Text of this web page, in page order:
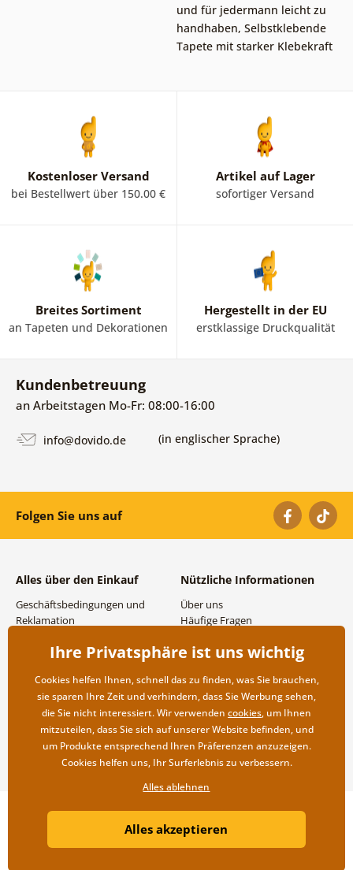
und für jedermann leicht zu
handhaben, Selbstklebende
Tapete mit starker Klebekraft
Kostenloser Versand
bei Bestellwert über 150.00 €
Artikel auf Lager
sofortiger Versand
Breites Sortiment
an Tapeten und Dekorationen
Hergestellt in der EU
erstklassige Druckqualität
Kundenbetreuung
an Arbeitstagen Mo-Fr: 08:00-16:00
info@dovido.de (in englischer Sprache)
Folgen Sie uns auf
Alles über den Einkauf
Geschäftsbedingungen und
Reklamation
Versand- und
Rücksendung der Ware
Nützliche Informationen
Über uns
Häufige Fragen
Großhandel und
Copyright ©2019 © Dovido.de.
Litvanyi.sk| Online-Shop erstellt von
Ihre Privatsphäre ist uns wichtig
Cookies helfen Ihnen, schnell das zu finden, was Sie brauchen,
sie sparen Ihre Zeit und verhindern, dass Sie Werbung sehen,
die Sie nicht interessiert. Wir verwenden cookies, um Ihnen
mitzuteilen, dass Sie sich auf unserer Website befinden, und
um Produkte entsprechend Ihren Präferenzen anzuzeigen.
Cookies helfen uns, Ihr Surferlebnis zu verbessern.
Alles ablehnen
Alles akzeptieren